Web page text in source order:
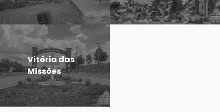
Vitória das
Missões